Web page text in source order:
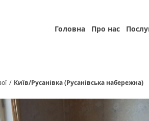
Головна Про нас
/ Київ/Русанівка (Русанівська набережна)